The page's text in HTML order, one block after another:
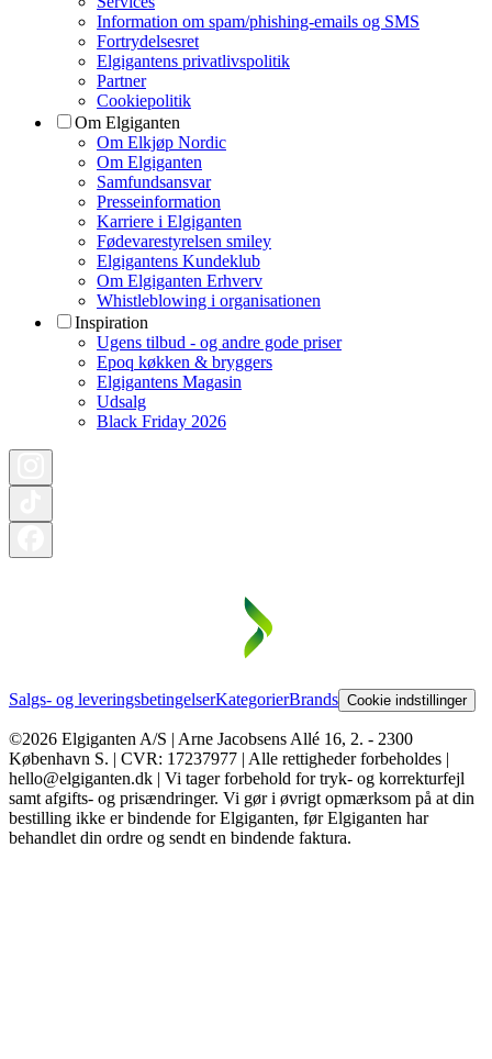
Information om spam/phishing-emails og SMS
Fortrydelsesret
Elgigantens privatlivspolitik
Partner
Cookiepolitik
Om Elgiganten
Om Elkjøp Nordic
Om Elgiganten
Samfundsansvar
Presseinformation
Karriere i Elgiganten
Fødevarestyrelsen smiley
Elgigantens Kundeklub
Om Elgiganten Erhverv
Whistleblowing i organisationen
Inspiration
Ugens tilbud - og andre gode priser
Epoq køkken & bryggers
Elgigantens Magasin
Udsalg
Black Friday 2026
Salgs- og leveringsbetingelserKategorierBrands Cookie indstillinger
©2026 Elgiganten A/S | Arne Jacobsens Allé 16, 2. - 2300
København S. | CVR: 17237977 | Alle rettigheder forbeholdes |
hello@elgiganten.dk | Vi tager forbehold for tryk- og korrekturfejl
samt afgifts- og prisændringer. Vi gør i øvrigt opmærksom på at din
bestilling ikke er bindende for Elgiganten, før Elgiganten har
behandlet din ordre og sendt en bindende faktura.